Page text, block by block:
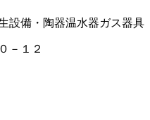
設備・陶器温水器ガス器具
－１２